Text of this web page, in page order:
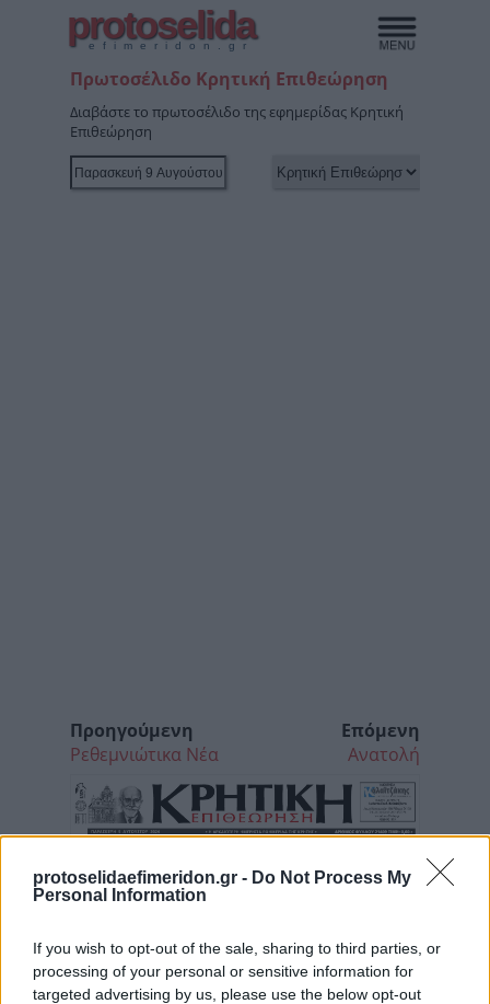
protoselidaefimeridon.gr - Do Not Process My
Personal Information
If you wish to opt-out of the sale, sharing to third parties, or
processing of your personal or sensitive information for
targeted advertising by us, please use the below opt-out
protoselida
efimeridon.gr
Πρωτοσέλιδο Κρητική Επιθεώρηση
Διαβάστε το πρωτοσέλιδο της εφημερίδας Κρητική
Επιθεώρηση
Προηγούμενη
Ρεθεμνιώτικα Νέα
Επόμενη
Ανατολή